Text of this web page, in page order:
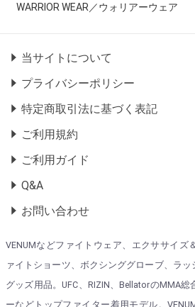
WARRIOR WEAR／ウォリアーウェア
当サイトについて
プライバシーポリシー
特定商取引法に基づく表記
ご利用規約
ご利用ガイド
Q&A
お問い合わせ
VENUMなどファイトウェア、エクササイズ
ァイトショーツ、ボクシンググローブ、ラ
グッズ用品。UFC、RIZIN、BellatorのMMA
ーなどトップファイター着用モデル。